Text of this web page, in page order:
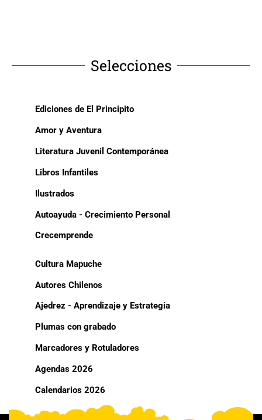
Selecciones
Ediciones de El Principito
Amor y Aventura
Literatura Juvenil Contemporánea
Libros Infantiles
Ilustrados
Autoayuda - Crecimiento Personal
Crecemprende
Cultura Mapuche
Autores Chilenos
Ajedrez - Aprendizaje y Estrategia
Plumas con grabado
Marcadores y Rotuladores
Agendas 2026
Calendarios 2026